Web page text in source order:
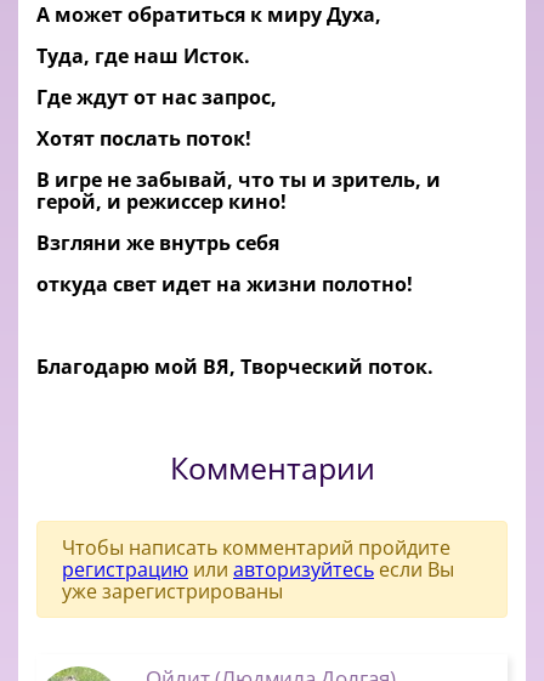
А может обратиться к миру Духа,
Туда, где наш Исток.
Где ждут от нас запрос,
Хотят послать поток!
В игре не забывай, что ты и зритель, и
герой, и режиссер кино!
Взгляни же внутрь себя
откуда свет идет на жизни полотно!
Благодарю мой ВЯ, Творческий поток.
Комментарии
Чтобы написать комментарий пройдите
регистрацию или авторизуйтесь если Вы
уже зарегистрированы